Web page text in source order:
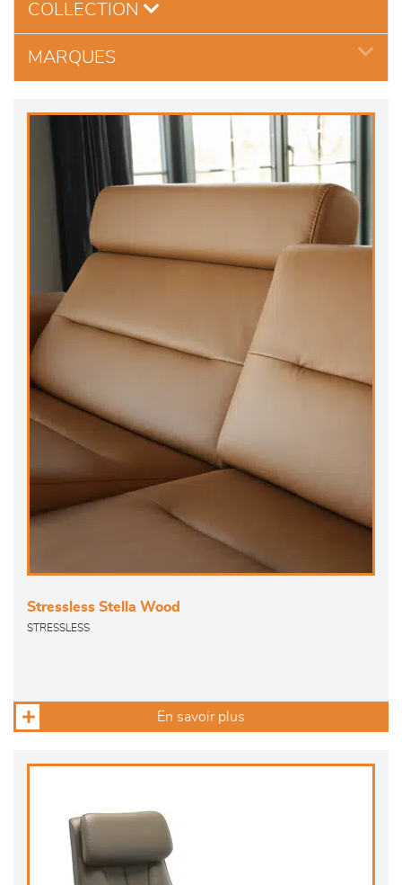
COLLECTION
MARQUES
Stressless Stella Wood
STRESSLESS
En savoir plus